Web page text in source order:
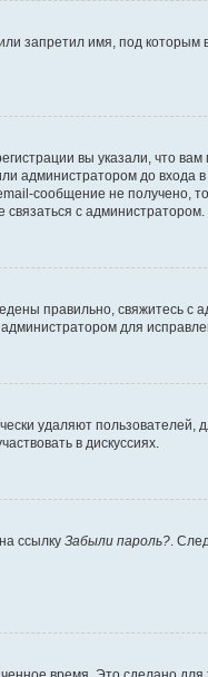
запретил имя, под которым
вы указали, что вам
администратором до входа в
сообщение не получено,
с администратором.
правильно, свяжитесь с
для
удаляют пользователей,
в дискуссиях.
ссылку Забыли пароль? .